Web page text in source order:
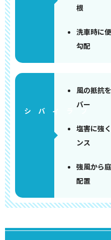
根
洗車時に
勾配
風の抵抗
バー
塩害に強
ンス
強風から
配置